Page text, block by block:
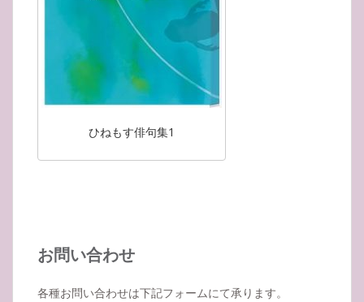
ひねもす俳句集1
お問い合わせ
各種お問い合わせは下記フォームにて承ります。